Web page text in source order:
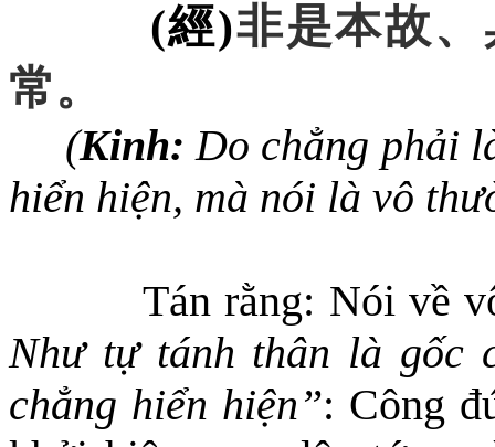
(經)非是本故、
常。
(Kinh: Do chẳng phải
hiển hiện, mà nói là vô
Tán rằng: Nói về
Như tự tánh thân là gốc
chẳng hiển hiện”: Công